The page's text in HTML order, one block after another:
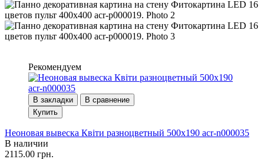
Рекомендуем
В закладки
В сравнение
Купить
Неоновая вывеска Квіти разноцветный 500х190 acr-n000035
В наличии
2115.00 грн.